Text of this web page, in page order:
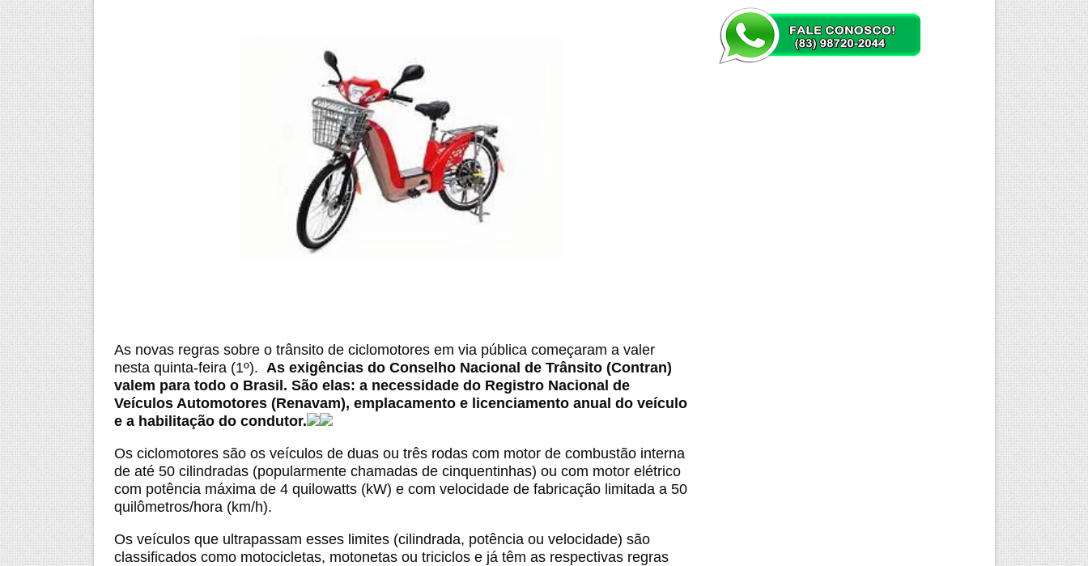
As novas regras sobre o trânsito de ciclomotores em via pública começaram a valer
nesta quinta-feira (1º). As exigências do Conselho Nacional de Trânsito (Contran)
valem para todo o Brasil. São elas: a necessidade do Registro Nacional de
Veículos Automotores (Renavam), emplacamento e licenciamento anual do veículo
e a habilitação do condutor.
Os ciclomotores são os veículos de duas ou três rodas com motor de combustão interna
de até 50 cilindradas (popularmente chamadas de cinquentinhas) ou com motor elétrico
com potência máxima de 4 quilowatts (kW) e com velocidade de fabricação limitada a 50
quilômetros/hora (km/h).
Os veículos que ultrapassam esses limites (cilindrada, potência ou velocidade) são
classificados como motocicletas, motonetas ou triciclos e já têm as respectivas regras